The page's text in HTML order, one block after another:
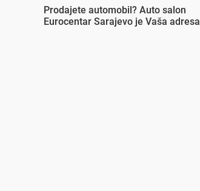
Prodajete automobil? Auto salon
Eurocentar Sarajevo je Vaša adresa